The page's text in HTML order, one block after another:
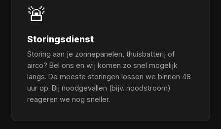
🚨
Storingsdienst
Storing aan je zonnepanelen, thuisbatterij of
airco? Bel ons en wij komen zo snel mogelijk
langs. De meeste storingen lossen we binnen 48
uur op. Bij noodgevallen (bijv. noodstroom)
reageren we nog sneller.